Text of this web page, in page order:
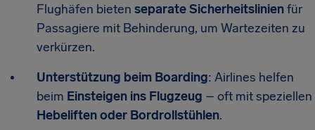
Flughäfen bieten separate Sicherheitslinienfür
Passagiere mit Behinderung, um Wartezeiten zu
verkürzen.
Unterstützung beim Boarding: Airlines helfen
beim Einsteigen ins Flugzeug – oft mit speziellen
Hebeliften oder Bordrollstühlen.